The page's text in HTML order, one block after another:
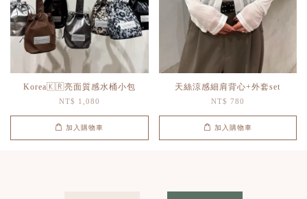
Korea🇰🇷亮面質感水桶小包
NT$ 1,080
加入購物車
天絲涼感細肩背心+外套set
NT$ 780
加入購物車